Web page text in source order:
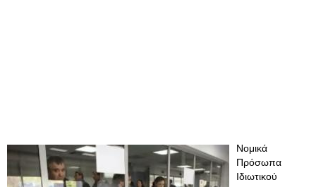
Νομικά
Πρόσωπα
Ιδιωτικού